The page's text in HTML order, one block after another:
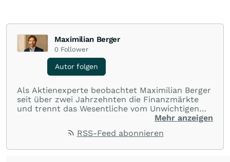
Maximilian Berger
0 Follower
Autor folgen
Als Aktienexperte beobachtet Maximilian Berger
seit über zwei Jahrzehnten die Finanzmärkte
und trennt das Wesentliche vom Unwichtigen
und liefert wöchentlich klare, unabhängige
und Renditen liefern.
Mehr anzeigen
RSS-Feed abonnieren